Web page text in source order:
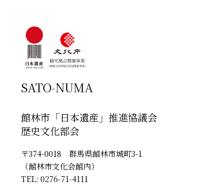
SATO-NUMA
館林市「日本遺産」推進協議会
歴史文化部会
〒374-0018 群馬県館林市城町3-1
（館林市文化会館内）
TEL: 0276-71-4111